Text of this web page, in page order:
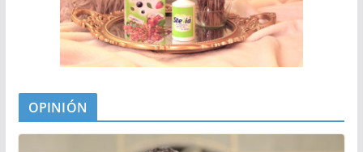
OPINIÓN